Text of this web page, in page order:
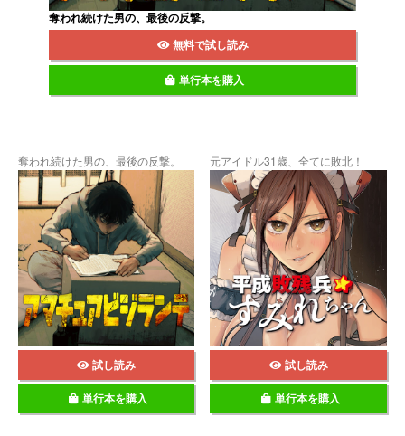
奪われ続けた男の、最後の反撃。
無料で試し読み
単行本を購入
奪われ続けた男の、最後の反撃。
試し読み
単行本を購入
元アイドル31歳、全てに敗北！
試し読み
単行本を購入